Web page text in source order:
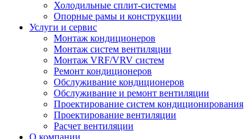
Холодильные сплит-системы
Опорные рамы и конструкции
Услуги и сервис
Монтаж кондиционеров
Монтаж систем вентиляции
Монтаж VRF/VRV систем
Ремонт кондиционеров
Обслуживание кондиционеров
Обслуживание и ремонт вентиляции
Проектирование систем кондиционирования
Проектирование вентиляции
Расчет вентиляции